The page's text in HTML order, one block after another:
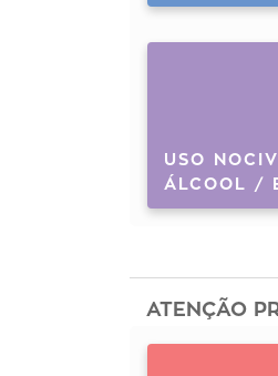
USO
ÁLCOOL /
ATENÇÃO